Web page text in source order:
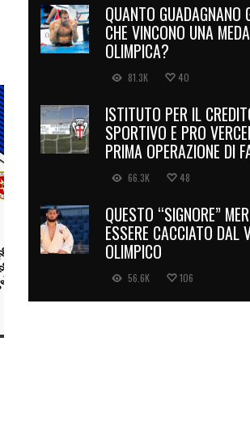
QUANTO GUADAGNANO
CHE VINCONO UNA
OLIMPICA?
81.3K 40
ISTITUTO PER IL
SPORTIVO E PRO
PRIMA OPERAZIONE DI
66.3K 48
QUESTO “SIGNORE”
ESSERE CACCIATO DAL
OLIMPICO
56.6K 106